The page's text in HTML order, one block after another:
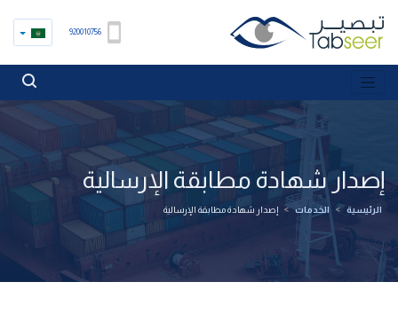
920010756
إصدار شهادة مطابقة الإرسالية
الرئيسية > الخدمات > إصدار شهادة مطابقة الإرسالية